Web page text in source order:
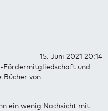
15. Juni 2021 20:14
Fördermitgliedschaft und
Bücher von
ein wenig Nachsicht mit